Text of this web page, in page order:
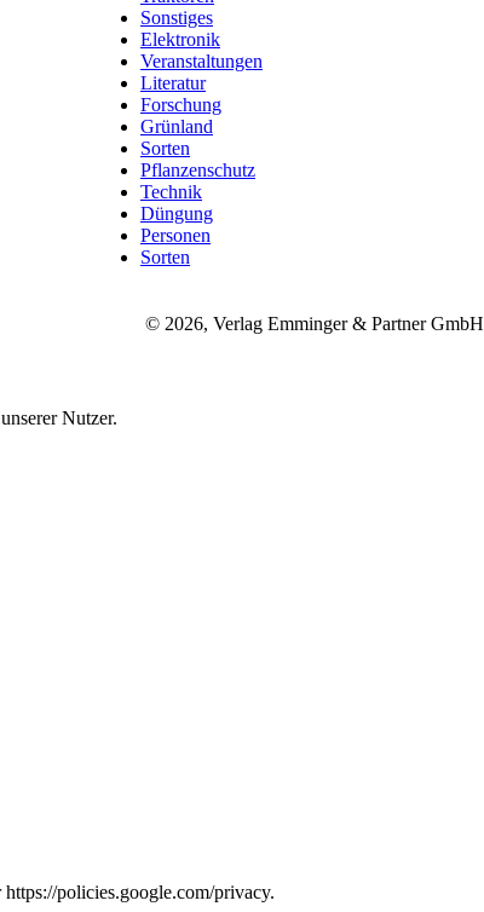
Sonstiges
Elektronik
Veranstaltungen
Literatur
Forschung
Grünland
Sorten
Pflanzenschutz
Technik
Düngung
Personen
Sorten
© 2026, Verlag Emminger & Partner GmbH
Nutzer.
policies.google.com/privacy.